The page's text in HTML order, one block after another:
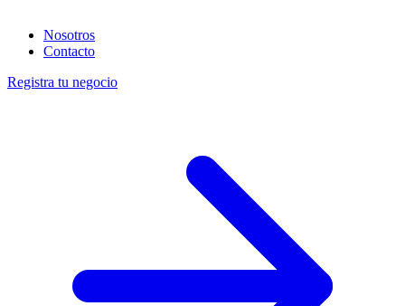
Nosotros
Contacto
Registra tu negocio